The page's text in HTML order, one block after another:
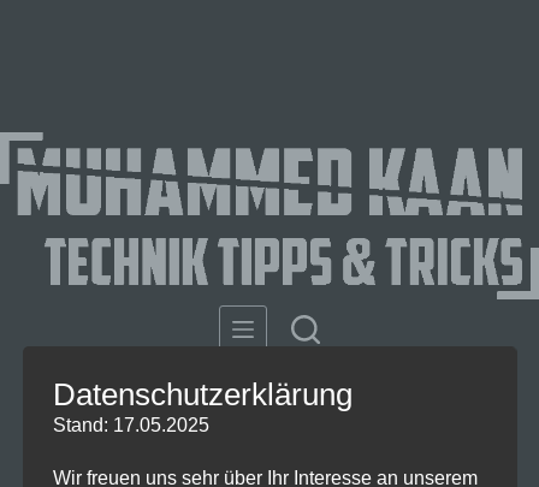
Datenschutzerklärung
Stand: 17.05.2025
Wir freuen uns sehr über Ihr Interesse an unserem